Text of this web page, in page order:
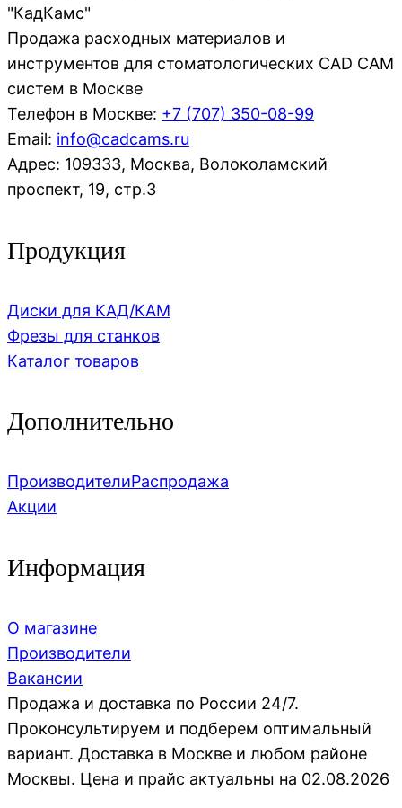
"КадКамс"
Продажа расходных материалов и
инструментов для стоматологических CAD CAM
систем в Москве
Телефон в Москве: +7 (707) 350-08-99
Email: info@cadcams.ru
Адрес: 109333, Москва, Волоколамский
проспект, 19, стр.3
Продукция
Диски для КАД/КАМ
Фрезы для станков
Каталог товаров
Дополнительно
ПроизводителиРаспродажа
Акции
Информация
О магазине
Производители
Вакансии
Продажа и доставка по России 24/7.
Проконсультируем и подберем оптимальный
вариант. Доставка в Москве и любом районе
Москвы. Цена и прайс актуальны на 02.08.2026